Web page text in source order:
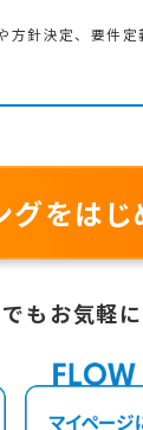
針決定、要件定
グをはじ
もお気軽